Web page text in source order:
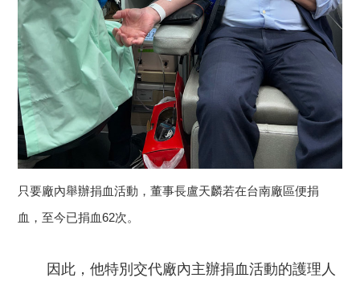
只要廠內舉辦捐血活動，董事長盧天麟若在台南廠區便捐
血，至今已捐血62次。
因此，他特別交代廠內主辦捐血活動的護理人